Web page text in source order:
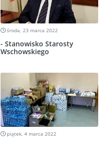
środa, 23 marca 2022
- Stanowisko Starosty
Wschowskiego
piątek, 4 marca 2022